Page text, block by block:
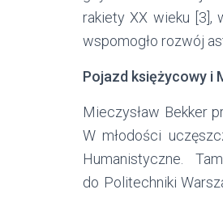
rakiety XX wieku [3],
wspomogło rozwój
Pojazd księżycowy i
Mieczysław Bekker
W młodości
Humanistyczne.
do Politechniki